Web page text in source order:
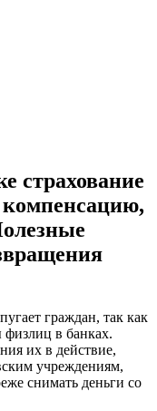
страхование
граждан, так как
в банках.
их в действие,
учреждениям,
снимать деньги со